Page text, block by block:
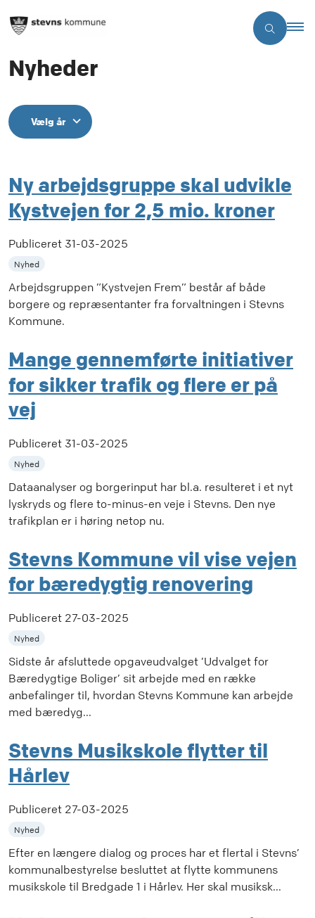
Nyheder
Vælg år
Ny arbejdsgruppe skal udvikle
Kystvejen for 2,5 mio. kroner
Publiceret 31-03-2025
Nyhed
Arbejdsgruppen ”Kystvejen Frem” består af både
borgere og repræsentanter fra forvaltningen i Stevns
Kommune.
Mange gennemførte initiativer
for sikker trafik og flere er på
vej
Publiceret 31-03-2025
Nyhed
Dataanalyser og borgerinput har bl.a. resulteret i et nyt
lyskryds og flere to-minus-en veje i Stevns. Den nye
trafikplan er i høring netop nu.
Stevns Kommune vil vise vejen
for bæredygtig renovering
Publiceret 27-03-2025
Nyhed
Sidste år afsluttede opgaveudvalget ’Udvalget for
Bæredygtige Boliger’ sit arbejde med en række
anbefalinger til, hvordan Stevns Kommune kan arbejde
med bæredyg...
Stevns Musikskole flytter til
Hårlev
Publiceret 27-03-2025
Nyhed
Efter en længere dialog og proces har et flertal i Stevns’
kommunalbestyrelse besluttet at flytte kommunens
musikskole til Bredgade 1 i Hårlev. Her skal musiksk...